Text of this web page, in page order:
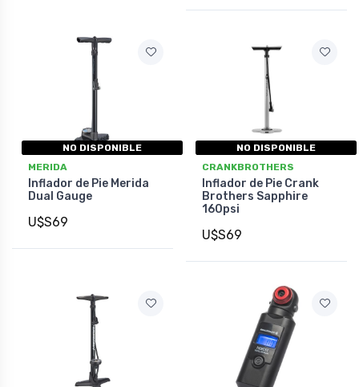
NO DISPONIBLE
MERIDA
Inflador de Pie Merida
Dual Gauge
U$S69
NO DISPONIBLE
CRANKBROTHERS
Inflador de Pie Crank
Brothers Sapphire
160psi
U$S69